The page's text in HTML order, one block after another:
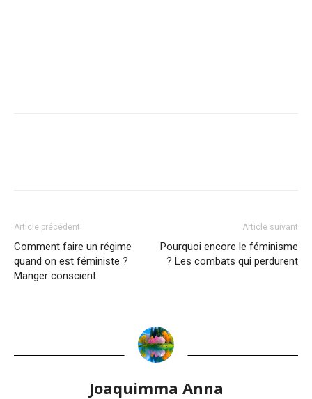
Article précédent
Comment faire un régime
quand on est féministe ?
Manger conscient
Article suivant
Pourquoi encore le féminisme
? Les combats qui perdurent
Joaquimma Anna